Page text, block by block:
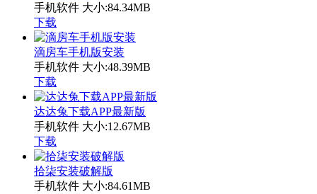
手机软件 大小:84.34MB
下载
滴房车手机版安装
手机软件 大小:48.39MB
下载
达达兔下载APP最新版
手机软件 大小:12.67MB
下载
拾柒安装破解版
手机软件 大小:84.61MB